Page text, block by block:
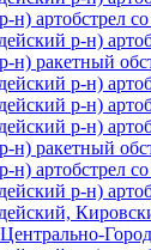
н) артобстрел
р-н)
н) ракетный
р-н)
р-н)
р-н)
н) ракетный
н) артобстрел
р-н)